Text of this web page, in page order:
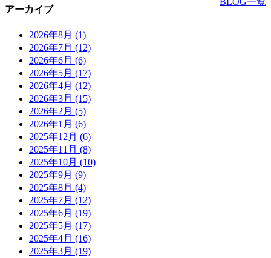
アーカイブ
2026年8月 (1)
2026年7月 (12)
2026年6月 (6)
2026年5月 (17)
2026年4月 (12)
2026年3月 (15)
2026年2月 (5)
2026年1月 (6)
2025年12月 (6)
2025年11月 (8)
2025年10月 (10)
2025年9月 (9)
2025年8月 (4)
2025年7月 (12)
2025年6月 (19)
2025年5月 (17)
2025年4月 (16)
2025年3月 (19)